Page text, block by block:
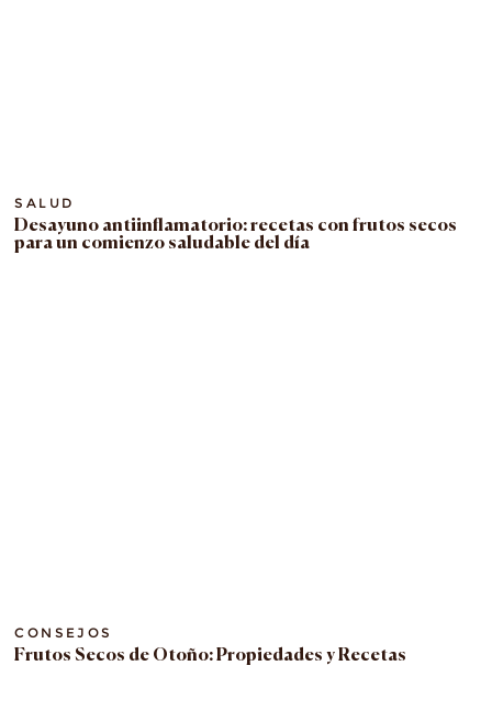
SALUD
Desayuno antiinflamatorio: recetas con frutos secos
para un comienzo saludable del día
CONSEJOS
Frutos Secos de Otoño: Propiedades y Recetas